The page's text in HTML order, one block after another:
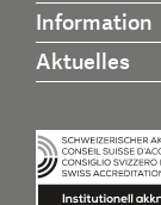
Information
Aktuelles